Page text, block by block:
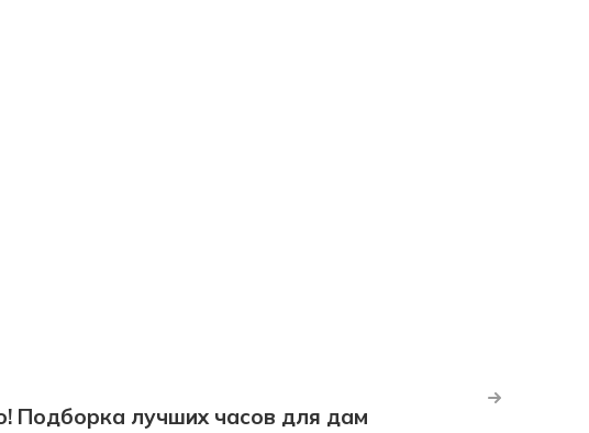
Подборка лучших часов для дам